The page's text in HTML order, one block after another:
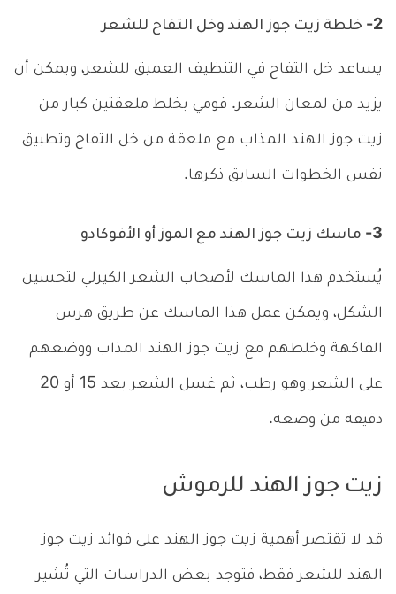
2- خلطة زيت جوز الهند وخل التفاح للشعر
يساعد خل التفاح في التنظيف العميق للشعر، ويمكن أن
يزيد من لمعان الشعر. قومي بخلط ملعقتين كبار من
زيت جوز الهند المذاب مع ملعقة من خل التفاخ وتطبيق
نفس الخطوات السابق ذكرها.
3- ماسك زيت جوز الهند مع الموز أو الأفوكادو
يُستخدم هذا الماسك لأصحاب الشعر الكيرلي لتحسين
الشكل، ويمكن عمل هذا الماسك عن طريق هرس
الفاكهة وخلطهم مع زيت جوز الهند المذاب ووضعهم
على الشعر وهو رطب، ثم غسل الشعر بعد 15 أو 20
دقيقة من وضعه.
زيت جوز الهند للرموش
قد لا تقتصر أهمية زيت جوز الهند على فوائد زيت جوز
الهند للشعر فقط، فتوجد بعض الدراسات التي تُشير